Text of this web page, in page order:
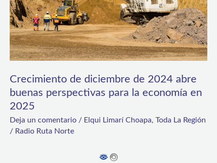
Crecimiento de diciembre de 2024 abre
buenas perspectivas para la economía en
2025
Deja un comentario / Elqui Limarí Choapa, Toda La Región
/ Radio Ruta Norte
abre
buenas
perspectivas
para
la
economía
en
2025